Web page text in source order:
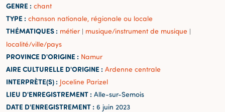
GENRE : chant
TYPE : chanson nationale, régionale ou locale
THÉMATIQUES : métier | musique/instrument de musique |
localité/ville/pays
PROVINCE D'ORIGINE : Namur
AIRE CULTURELLE D'ORIGINE : Ardenne centrale
INTERPRÈTE(S) : Joceline Parizel
LIEU D'ENREGISTREMENT : Alle-sur-Semois
DATE D'ENREGISTREMENT : 6 juin 2023